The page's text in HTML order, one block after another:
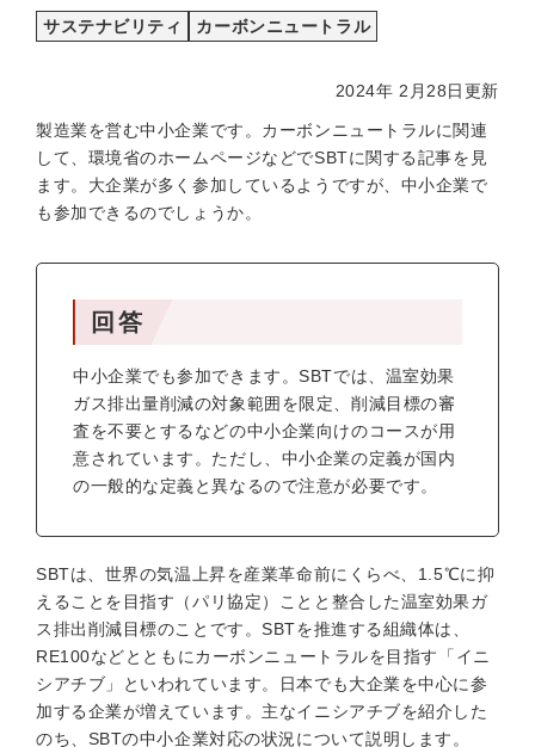
サステナビリティ カーボンニュートラル
2024年 2月28日更新
製造業を営む中小企業です。カーボンニュートラルに関連
して、環境省のホームページなどでSBTに関する記事を見
ます。大企業が多く参加しているようですが、中小企業で
も参加できるのでしょうか。
回答
中小企業でも参加できます。SBTでは、温室効果
ガス排出量削減の対象範囲を限定、削減目標の審
査を不要とするなどの中小企業向けのコースが用
意されています。ただし、中小企業の定義が国内
の一般的な定義と異なるので注意が必要です。
SBTは、世界の気温上昇を産業革命前にくらべ、1.5℃に抑
えることを目指す（パリ協定）ことと整合した温室効果ガ
ス排出削減目標のことです。SBTを推進する組織体は、
RE100などとともにカーボンニュートラルを目指す「イニ
シアチブ」といわれています。日本でも大企業を中心に参
加する企業が増えています。主なイニシアチブを紹介した
のち、SBTの中小企業対応の状況について説明します。